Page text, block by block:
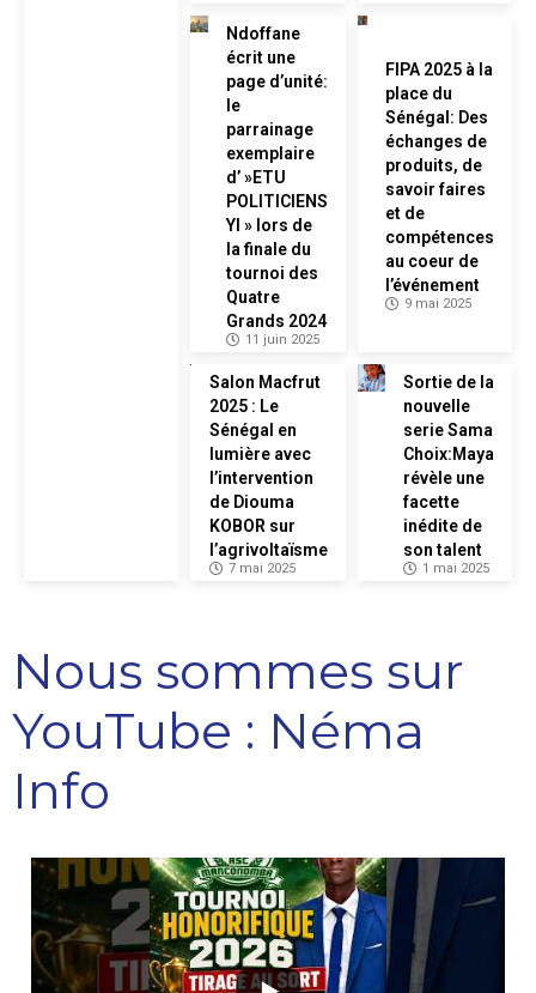
Ndoffane
écrit une
page d’unité:
le
parrainage
exemplaire
d’ »ETU
POLITICIENS
YI » lors de
la finale du
tournoi des
Quatre
Grands 2024
11 juin 2025
FIPA 2025 à la
place du
Sénégal: Des
échanges de
produits, de
savoir faires
et de
compétences
au coeur de
l’événement
9 mai 2025
Salon Macfrut
2025 : Le
Sénégal en
lumière avec
l’intervention
de Diouma
KOBOR sur
l’agrivoltaïsme
7 mai 2025
Sortie de la
nouvelle
serie Sama
Choix:Maya
révèle une
facette
inédite de
son talent
1 mai 2025
Nous sommes sur
YouTube : Néma
Info